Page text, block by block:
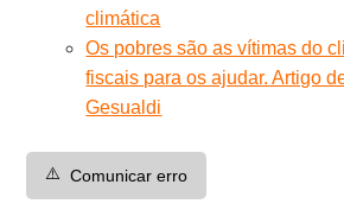
climática
Os pobres são as vítimas do
fiscais para os ajudar. Artigo
Gesualdi
⚠️ Comunicar erro